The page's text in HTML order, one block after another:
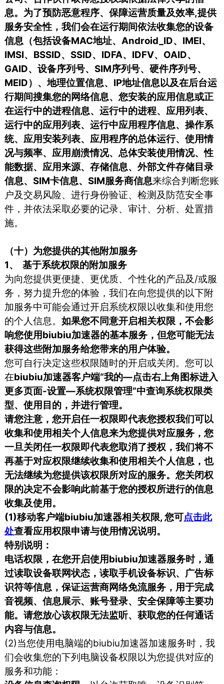
息。为了预防恶意程序、保障运营质量及效率,提供
服务安全性，我们会在运行期间依法收集您的设备
信息（包括设备MAC地址、Android_ID、IMEI、
IMSI、BSSID、SSID、IDFA、IDFV、OAID、
GAID、设备序列号、SIM序列号、硬件序列号、
MEID）、地理位置信息、IP地址信息以及在后台运
行期间搜集您的网络信息、您安装的应用信息或正
在运行中的进程信息、运行中的进程、应用列表、
运行中的应用列表、运行中应用程序信息、操作系
统、应用安装列表、应用程序的总体运行、使用情
况与频率、应用崩溃情况、总体安装使用情况、性
能数据、应用来源、存储信息、外部文件存储目录
信息、SIM卡信息、SIM服务商信息来综合判断您账
户及交易风险、进行身份验证、检测及防范安全事
件，并依法采取必要的记录、审计、分析、处置措
施。
（十）为您提供的其他附加服务
1、 基于系统权限的附加服务
为向您提供更便捷、更优质、个性化的产品及/或服
务，努力提升您的体验，我们在向您提供的以下附
加服务中可能会通过开启系统权限以收集和使用您
的个人信息。如果您不同意开启相关权限，不会影
响您使用biubiu加速器的基本服务，但您可能无法
获得这些附加服务给您带来的用户体验。
您可自行决定这些权限随时的开启或关闭。您可以
在biubiu加速器客户端“我的—点击右上角图标进入
更多页面-设置—系统权限管理”中查询系统权限类
型、使用目的，并进行管理。
请您注意，您开启任一权限即代表您授权我们可以
收集和使用相关个人信息来为您提供对应服务，您
一旦关闭任一权限即代表您取消了授权，我们将不
再基于对应权限继续收集和使用相关个人信息，也
无法继续为您提供该权限所对应的服务。您关闭权
限的决定不会影响此前基于您的授权所进行的信息
收集及使用。
(1)移动客户端biubiu加速器相关权限, 您可点击此
处查看应用权限申请与使用情况说明。
特别说明：
电话权限，在您开启使用biubiu加速器服务时，通
过读取设备联网状态，读取手机设备标识、广告标
识符等信息，保证运营商网络免流服务，用于完成
音视频、信息展示、账号登录、安全保障等主要功
能。请您放心该权限无法监听、获取您的任何通话
内容与信息。
(2)当您使用电脑端的biubiu加速器加速服务时，我
们会收集您的下列电脑设备权限以为您提供对应的
服务和功能：